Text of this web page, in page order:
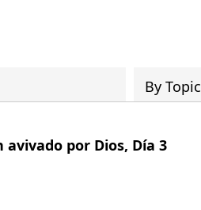
By
por Dios, Día 3